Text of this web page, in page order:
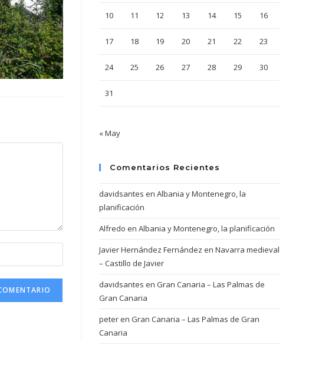
10 11 12 13 14 15 16
17 18 19 20 21 22 23
24 25 26 27 28 29 30
31
« May
Comentarios Recientes
davidsantes en Albania y Montenegro, la
planificación
Alfredo en Albania y Montenegro, la planificación
Javier Hernández Fernández en Navarra medieval
– Castillo de Javier
davidsantes en Gran Canaria – Las Palmas de
Gran Canaria
peteren Gran Canaria – Las Palmas de Gran
Canaria